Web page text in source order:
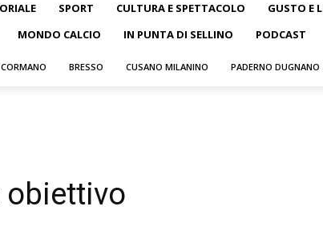
SPORT CULTURA E SPETTACOLO GUSTO E
MONDO CALCIO IN PUNTA DI SELLINO PODCAST
CORMANO BRESSO CUSANO MILANINO PADERNO DUGNANO
obiettivo